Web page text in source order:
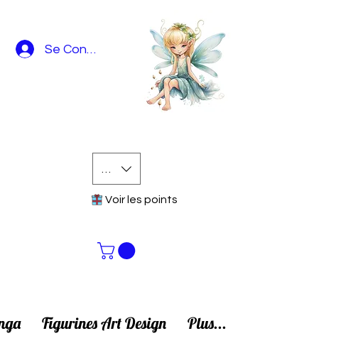
Se Connecter
EUR (€)
Voir les points
Figurines Art Design Plus...